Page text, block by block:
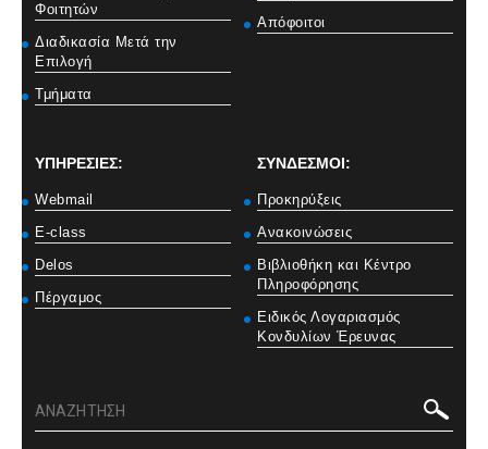
Φοιτητών
Διαδικασία Μετά την
Επιλογή
Τμήματα
Απόφοιτοι
ΥΠΗΡΕΣΙΕΣ:
Webmail
E-class
Delos
Πέργαμος
ΣΥΝΔΕΣΜΟΙ:
Προκηρύξεις
Ανακοινώσεις
Βιβλιοθήκη και Κέντρο
Πληροφόρησης
Ειδικός Λογαριασμός
Κονδυλίων Έρευνας